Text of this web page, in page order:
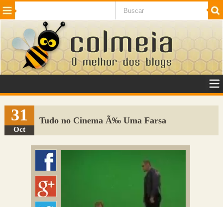
Beleza Cinema e TV
Internet Jogos NotÃ­cias SaÃºde
VeÃ­culos Adulto
Sugerir Link
Adicionar Blog
Colmeia Exchange
31
Oct
Tudo no Cinema Ã‰ Uma Farsa